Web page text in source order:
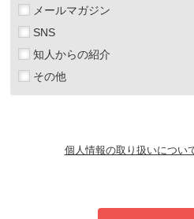
メールマガジン
SNS
知人からの紹介
その他
個人情報の取り扱いについ